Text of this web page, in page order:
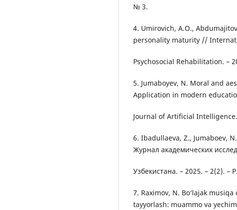
№ 3.
4. Umirovich, A.O.,
personality maturity //
Psychosocial Rehabilitation. –
5. Jumaboyev, N. Moral and
Application in modern
Journal of Artificial
6. Ibadullaeva, Z., Jumaboev,
Журнал академических
Узбекистана. – 2025. – 2(2). –
7. Raximov, N. Bo‘lajak
tayyorlash: muammo va